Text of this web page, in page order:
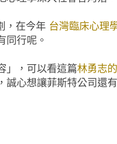
，在今年 台灣臨床心理
同行呢。
」，可以看這篇林勇志
誠心想讓菲斯特公司還